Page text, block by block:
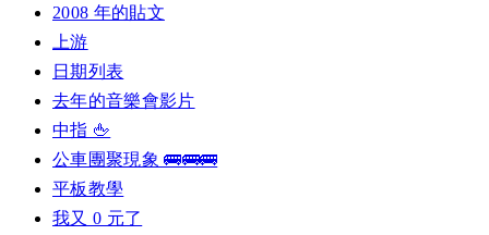
2008 年的貼文
上游
日期列表
去年的音樂會影片
中指 🖕
公車團聚現象 🚌🚌🚌
平板教學
我又 0 元了